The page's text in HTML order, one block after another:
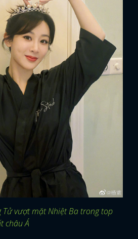
Tử vượt mặt Nhiệt Ba trong top
châu Á